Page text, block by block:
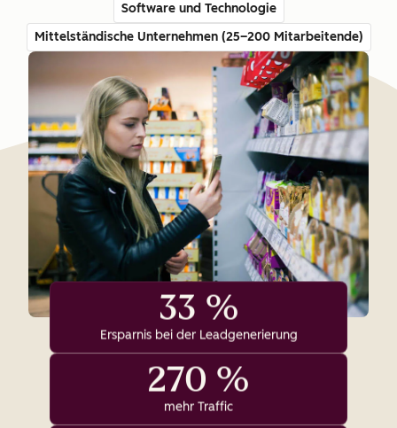
Software und Technologie
Mittelständische Unternehmen (25–200 Mitarbeitende)
33 %
Ersparnis bei der Leadgenerierung
270 %
mehr Traffic